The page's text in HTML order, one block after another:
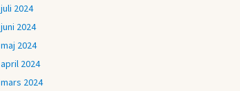
juli 2024
juni 2024
maj 2024
april 2024
mars 2024